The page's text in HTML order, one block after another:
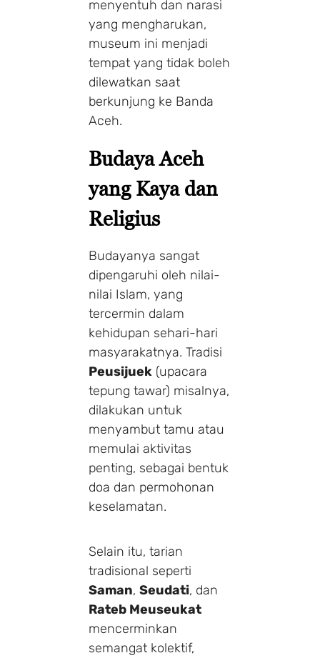
menyentuh dan narasi
yang mengharukan,
museum ini menjadi
tempat yang tidak boleh
dilewatkan saat
berkunjung ke Banda
Aceh.
Budaya Aceh
yang Kaya dan
Religius
Budayanya sangat
dipengaruhi oleh nilai-
nilai Islam, yang
tercermin dalam
kehidupan sehari-hari
masyarakatnya. Tradisi
Peusijuek (upacara
tepung tawar) misalnya,
dilakukan untuk
menyambut tamu atau
memulai aktivitas
penting, sebagai bentuk
doa dan permohonan
keselamatan.
Selain itu, tarian
tradisional seperti
Saman, Seudati, dan
Rateb Meuseukat
mencerminkan
semangat kolektif,